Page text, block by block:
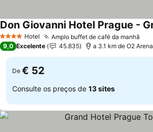
4 EstrelasHotel Amplo buffet de café da manhã
9,0 Excelente 45.835 a 3.1 km de O2 Arena
De € 52
Consulte os preços de 13 sites